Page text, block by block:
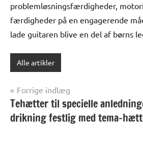
problemløsningsfærdigheder,
færdigheder på en engagerende
lade guitaren blive en del af børns
Alle artikler
Indlægsnavigation
Forrige indlæg
Tehætter til specielle
drikning festlig med tema-